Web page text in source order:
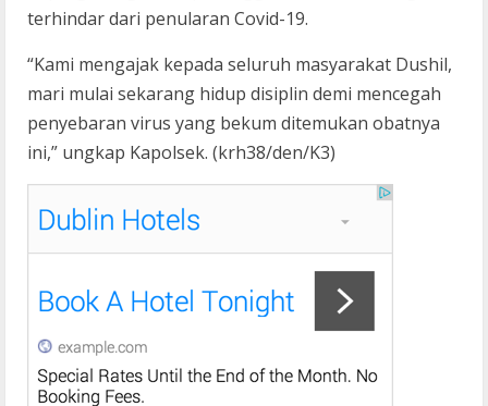
terhindar dari penularan Covid-19.
“Kami mengajak kepada seluruh masyarakat Dushil,
mari mulai sekarang hidup disiplin demi mencegah
penyebaran virus yang bekum ditemukan obatnya
ini,” ungkap Kapolsek. (krh38/den/K3)